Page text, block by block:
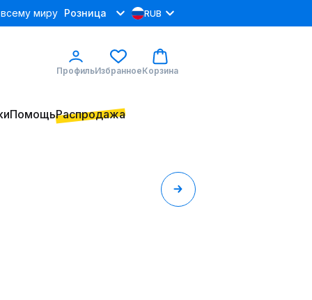
миру Розница RUB
ПрофильИзбранноеКорзина
ПомощьРаспродажа